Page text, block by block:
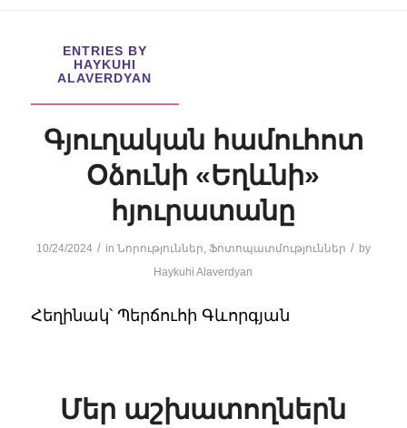
ENTRIES BY
HAYKUHI
ALAVERDYAN
Գյուղական համուհոտ
Օձունի «Եղևնի»
հյուրատանը
10/24/2024 / in Նորություններ, Ֆոտոպատմություններ / by
Haykuhi Alaverdyan
Հեղինակ՝ Պերճուհի Գևորգյան
Մեր աշխատողներն